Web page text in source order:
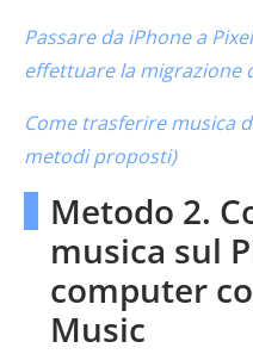
Passare da iPhone a
effettuare la migrazione
Come trasferire musica
metodi proposti)
Metodo 2.
musica sul
computer
Music